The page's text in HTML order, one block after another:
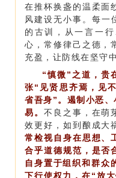
在推杯换盏的温柔面
风建设无小事。每一
的古训，从一言一
心，常修律己之德，
充盈，让防线在坚守
“慎微”之道，贵
张“见贤思齐焉，见
省吾身”。遏制小恶
易。 不良之事，在萌
效更好，如到酿成大
常检视自身在思想、
合乎道德规范，是否
自身置于组织和群众
下行使权力，在“放